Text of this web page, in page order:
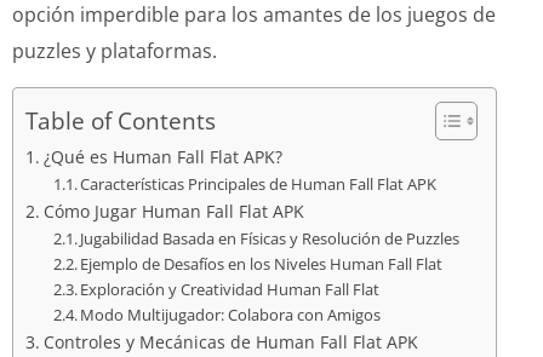
opción imperdible para los amantes de los juegos de
puzzles y plataformas.
Table of Contents
¿Qué es Human Fall Flat APK?
Características Principales de Human Fall Flat APK
Cómo Jugar Human Fall Flat APK
Jugabilidad Basada en Físicas y Resolución de Puzzles
Ejemplo de Desafíos en los Niveles Human Fall Flat
Exploración y Creatividad Human Fall Flat
Modo Multijugador: Colabora con Amigos
Controles y Mecánicas de Human Fall Flat APK